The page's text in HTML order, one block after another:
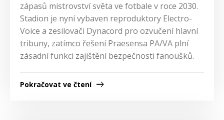
zápasů mistrovství světa ve fotbale v roce 2030.
Stadion je nyní vybaven reproduktory Electro-
Voice a zesilovači Dynacord pro ozvučení hlavní
tribuny, zatímco řešení Praesensa PA/VA plní
zásadní funkci zajištění bezpečnosti fanoušků.
Pokračovat ve čtení